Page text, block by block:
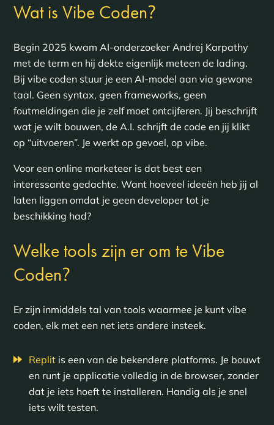
Wat is Vibe Coden?
Begin 2025 kwam AI-onderzoeker Andrej Karpathy
met de term en hij dekte eigenlijk meteen de lading.
Bij vibe coden stuur je een AI-model aan via gewone
taal. Geen syntax, geen frameworks, geen
foutmeldingen die je zelf moet ontcijferen. Jij beschrijft
wat je wilt bouwen, de A.I. schrijft de code en jij klikt
op “uitvoeren”. Je werkt op gevoel, op vibe.
Voor een online marketeer is dat best een
interessante gedachte. Want hoeveel ideeën heb jij al
laten liggen omdat je geen developer tot je
beschikking had?
Welke tools zijn er om te Vibe
Coden?
Er zijn inmiddels tal van tools waarmee je kunt vibe
coden, elk met een net iets andere insteek.
Replitis een van de bekendere platforms. Je bouwt
en runt je applicatie volledig in de browser, zonder
dat je iets hoeft te installeren. Handig als je snel
iets wilt testen.